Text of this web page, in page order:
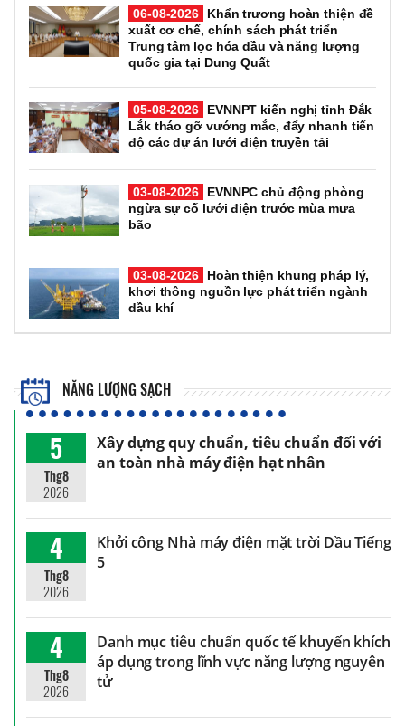
06-08-2026
Khẩn trương hoàn thiện đề
xuất cơ chế, chính sách phát triển
Trung tâm lọc hóa dầu và năng lượng
quốc gia tại Dung Quất
05-08-2026
EVNNPT kiến nghị tỉnh Đắk
Lắk tháo gỡ vướng mắc, đẩy nhanh tiến
độ các dự án lưới điện truyền tải
03-08-2026
EVNNPC chủ động phòng
ngừa sự cố lưới điện trước mùa mưa
bão
03-08-2026
Hoàn thiện khung pháp lý,
khơi thông nguồn lực phát triển ngành
dầu khí
NĂNG LƯỢNG SẠCH
5
Thg8
2026
Xây dựng quy chuẩn, tiêu chuẩn đối với
an toàn nhà máy điện hạt nhân
4
Thg8
2026
Khởi công Nhà máy điện mặt trời Dầu Tiếng
5
4
Thg8
2026
Danh mục tiêu chuẩn quốc tế khuyến khích
áp dụng trong lĩnh vực năng lượng nguyên
tử